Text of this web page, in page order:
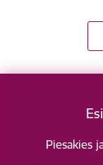
Piesakies